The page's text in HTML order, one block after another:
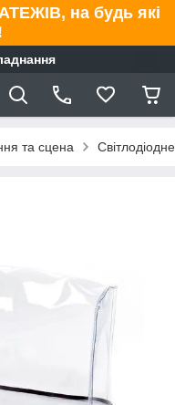
на будь які
та сцена